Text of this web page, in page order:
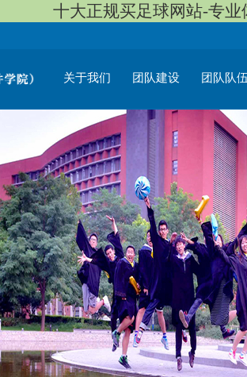
十大正规买足球网站-专业
关于我们 团队建设 团队队伍